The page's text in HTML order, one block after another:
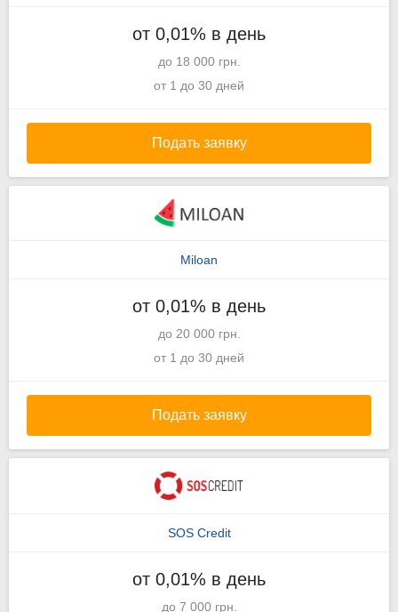
от 0,01% в день
до 18 000 грн.
от 1 до 30 дней
Подать заявку
Miloan
от 0,01% в день
до 20 000 грн.
от 1 до 30 дней
Подать заявку
SOS Credit
от 0,01% в день
до 7 000 грн.